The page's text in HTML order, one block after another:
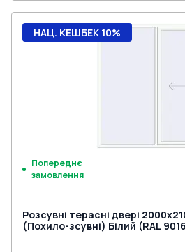
НАЦ. КЕШБЕК 10%
Попереднє
замовлення
Розсувні терасні двері
(Похило-зсувні) Білий (RAL